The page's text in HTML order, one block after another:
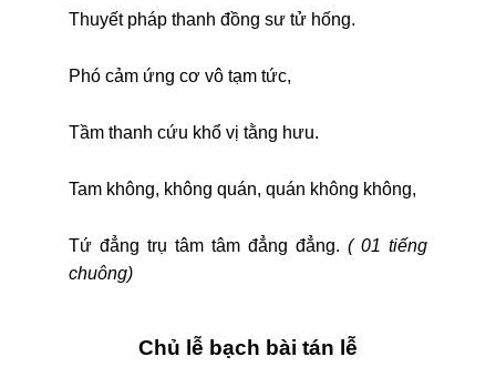
Thuyết pháp thanh đồng sư tử hống.
Phó cảm ứng cơ vô tạm tức,
Tầm thanh cứu khổ vị tằng hưu.
Tam không, không quán, quán không không,
Tứ đẳng trụ tâm tâm đẳng đẳng. ( 01 tiếng
chuông)
Chủ lễ bạch bài tán lễ